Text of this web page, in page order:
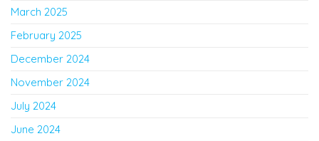
March 2025
February 2025
December 2024
November 2024
July 2024
June 2024